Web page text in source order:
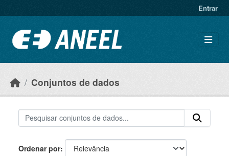
Entrar
Conjuntos de dados
Ordenar por